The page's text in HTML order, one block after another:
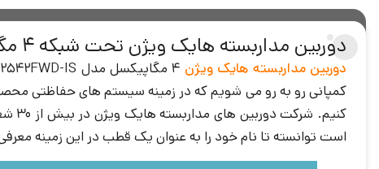
دوربین مداربسته هایک ویژن تحت شبکه 4 مگاپیکسل مدل DS-2CD2542FWD-IS
دوربین مداربسته هایک ویژن
کمپانی رو به رو می شویم که در زمینه سیستم های حفاظتی
کنیم. شرکت دوربین های مداربسته هایک ویژن در بیش از 30 شعبه داخلی در چین فعالیت دارد. در واقع هایک ویژن با تجارب نسبتا قابل قبولی که در زمینه تولید
است توانسته تا نام خود را به عنوان یک قطب در این زمینه